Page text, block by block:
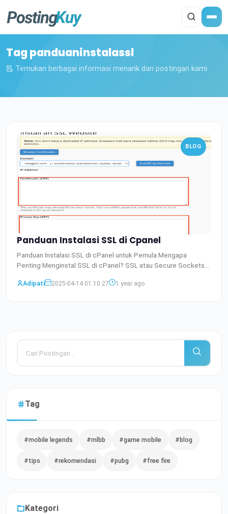
Tag panduaninstalassl
Temukan berbagai informasi menarik dari postingan kami
BLOG
Panduan Instalasi SSL di Cpanel
Panduan Instalasi SSL di cPanel untuk Pemula Mengapa
Penting Menginstal SSL di cPanel? SSL atau Secure Sockets
Adipati
2025-04-14 01:10:27 1 year ago
Tag
#mobile legends #mlbb #game mobile #blog
#tips #rekomendasi #pubg #free fire
Kategori